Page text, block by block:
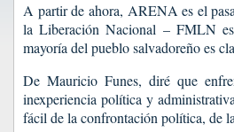
A partir de ahora, ARENA es el
la Liberación Nacional – FMLN
mayoría del pueblo salvadoreño es
De Mauricio Funes, diré que
inexperiencia política y
fácil de la confrontación política, de